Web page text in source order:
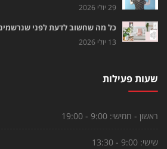
29 יולי 2026
כל מה שחשוב לדעת לפני
13 יולי 2026
שעות פעילות
ראשון - חמישי: 9:00 - 19:00
שישי: 9:00 - 13:30